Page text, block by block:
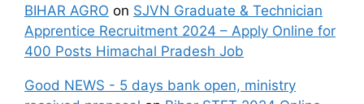
BIHAR AGRO on SJVN Graduate & Technician
Apprentice Recruitment 2024 – Apply Online for
400 Posts Himachal Pradesh Job
Good NEWS - 5 days bank open, ministry